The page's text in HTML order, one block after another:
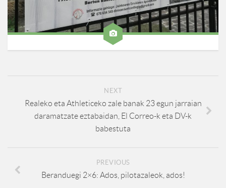
NEXT
Realeko eta Athleticeko zale banak 23 egun jarraian
daramatzate eztabaidan, El Correo-k eta DV-k
babestuta
PREVIOUS
Beranduegi 2×6: Ados, pilotazaleok, ados!